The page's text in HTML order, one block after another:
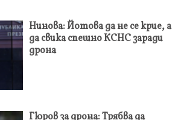
Нинова: Йотова да не се крие, а
да свика спешно КСНС заради
дрона
Гюров за дрона: Трябва да